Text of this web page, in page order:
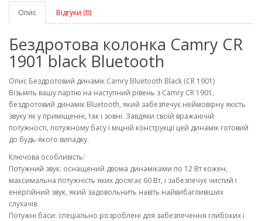
Опис Відгуки (0)
Бездротова колонка Camry CR
1901 black Bluetooth
Опис Бездротовий динамік Camry Bluetooth Black (CR 1901)
Візьміть вашу партію на наступний рівень з Camry CR 1901,
бездротовий динамік Bluetooth, який забезпечує неймовірну якість
звуку як у приміщенні, так і зовні. Завдяки своїй вражаючій
потужності, потужному басу і міцній конструкції цей динамік готовий
до будь-якого випадку.
Ключова особливість:
Потужний звук: оснащений двома динаміками по 12 Вт кожен,
максимальна потужність яких досягає 60 Вт, і забезпечує чистий і
енергійний звук, який задовольнить навіть найвибагливіших
слухачів.
Потужні баси: спеціально розроблені для забезпечення глибоких і